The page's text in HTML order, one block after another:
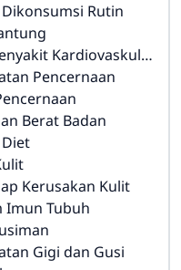
Rutin
Kardiovaskular
Pencernaan
Berat Badan
Kerusakan Kulit
Imun Tubuh
Gigi dan Gusi